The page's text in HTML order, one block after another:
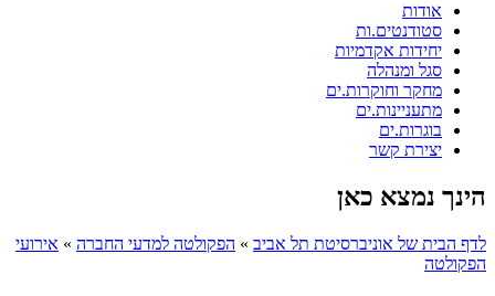
אודות
סטודנטים.ות
יחידות אקדמיות
סגל ומנהלה
מחקר וחוקרות.ים
מתעניינות.ים
בוגרות.ים
יצירת קשר
הינך נמצא כאן
לדף הבית של אוניברסיטת תל אביב » הפקולטה למדעי החברה » אירועי
הפקולטה